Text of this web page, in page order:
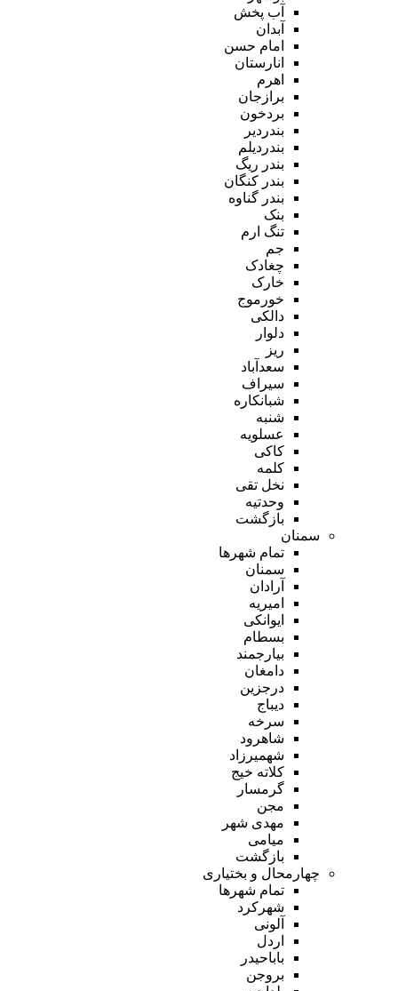
آب پخش
آبدان
امام حسن
انارستان
اهرم
برازجان
بردخون
بندردیر
بندردیلم
بندر ریگ
بندر کنگان
بندر گناوه
بنک
تنگ ارم
جم
چغادک
خارک
خورموج
دالکی
دلوار
ریز
سعدآباد
سیراف
شبانکاره
شنبه
عسلویه
کاکی
کلمه
نخل تقی
وحدتیه
بازگشت
سمنان
تمام شهر‌ها
سمنان
آرادان
امیریه
ایوانکی
بسطام
بیارجمند
دامغان
درجزین
دیباج
سرخه
شاهرود
شهمیرزاد
کلاته خیج
گرمسار
مجن
مهدی شهر
میامی
بازگشت
چهارمحال و بختیاری
تمام شهر‌ها
شهرکرد
آلونی
اردل
باباحیدر
بروجن